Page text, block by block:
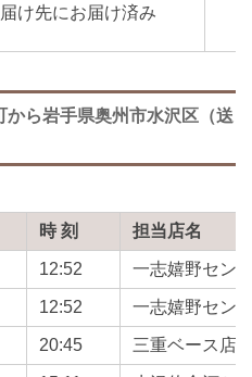
け先にお届け済み
から岩手県奥州市水沢区（送
時 刻 担当店名
12:52 一志嬉野セン
12:52 一志嬉野セン
20:45 三重ベース店